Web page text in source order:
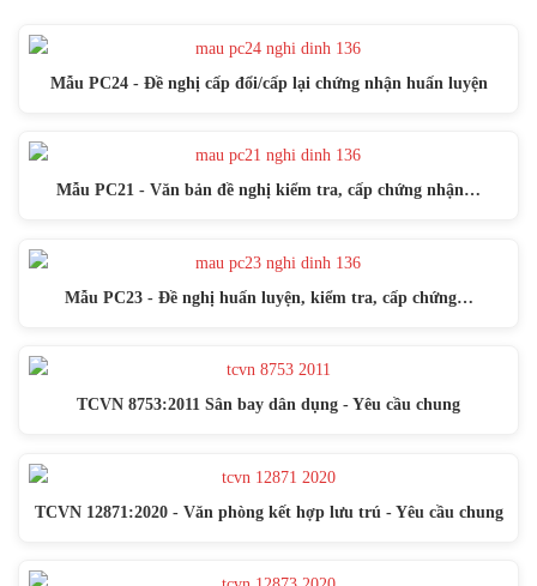
Mẫu PC24 - Đề nghị cấp đổi/cấp lại chứng nhận huấn luyện
Mẫu PC21 - Văn bản đề nghị kiểm tra, cấp chứng nhận…
Mẫu PC23 - Đề nghị huấn luyện, kiểm tra, cấp chứng…
TCVN 8753:2011 Sân bay dân dụng - Yêu cầu chung
TCVN 12871:2020 - Văn phòng kết hợp lưu trú - Yêu cầu chung